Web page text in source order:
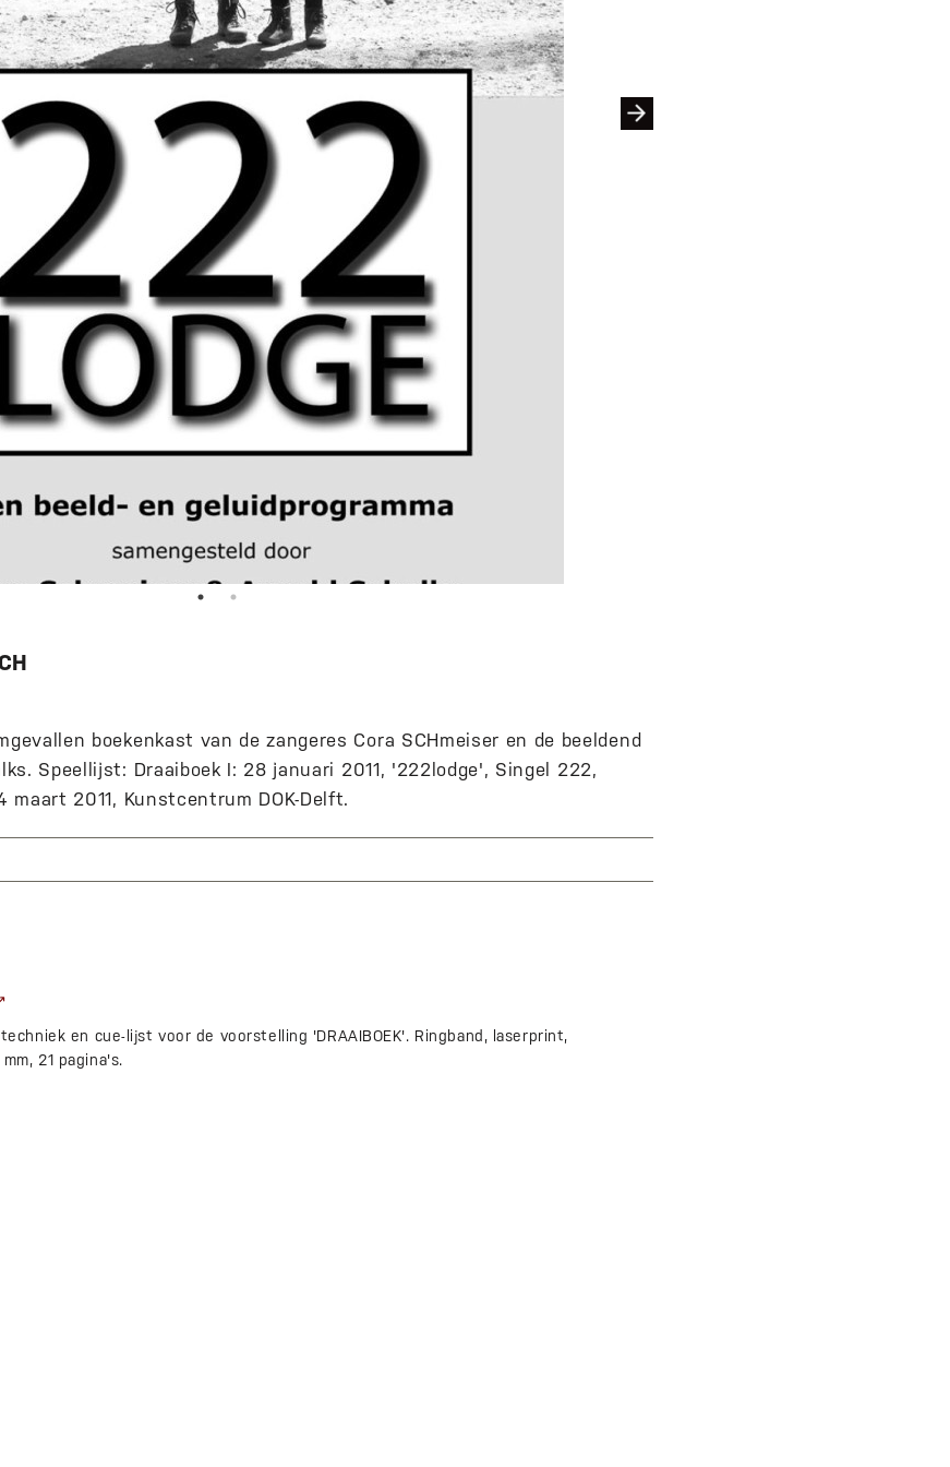
boekenkast van de zangeres Cora SCHmeiser en de beeldend
Speellijst: Draaiboek I: 28 januari 2011, '222lodge', Singel 222,
maart 2011, Kunstcentrum DOK-Delft.
en cue-lijst voor de voorstelling 'DRAAIBOEK'. Ringband, laserprint,
21 pagina's.